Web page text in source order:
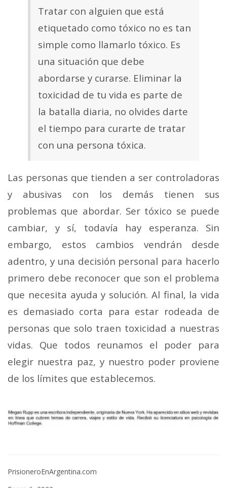
Tratar con alguien que está
etiquetado como tóxico no es tan
simple como llamarlo tóxico. Es
una situación que debe
abordarse y curarse. Eliminar la
toxicidad de tu vida es parte de
la batalla diaria, no olvides darte
el tiempo para curarte de tratar
con una persona tóxica.
Las personas que tienden a ser controladoras
y abusivas con los demás tienen sus
problemas que abordar. Ser tóxico se puede
cambiar, y sí, todavía hay esperanza. Sin
embargo, estos cambios vendrán desde
adentro, y una decisión personal para hacerlo
primero debe reconocer que son el problema
que necesita ayuda y solución. Al final, la vida
es demasiado corta para estar rodeada de
personas que solo traen toxicidad a nuestras
vidas. Que todos reunamos el poder para
elegir nuestra paz, y nuestro poder proviene
de los límites que establecemos.
PrisioneroEnArgentina.com